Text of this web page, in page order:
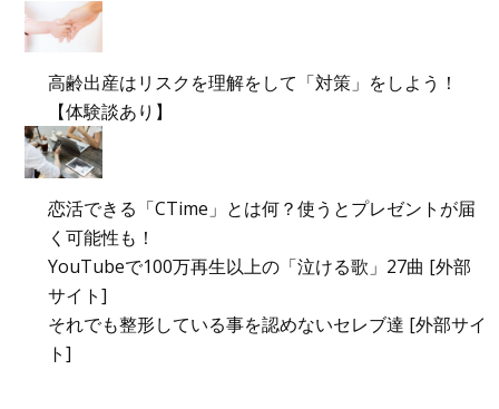
高齢出産はリスクを理解をして「対策」をしよう！
【体験談あり】
恋活できる「CTime」とは何？使うとプレゼントが届
く可能性も！
YouTubeで100万再生以上の「泣ける歌」27曲 [外部
サイト]
それでも整形している事を認めないセレブ達 [外部サイ
ト]